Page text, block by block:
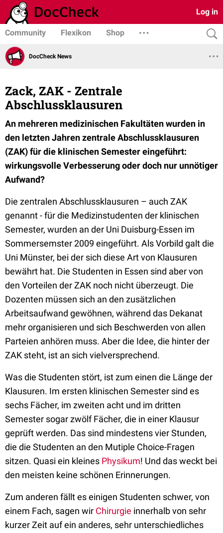
Log in
Community Flexikon Shop
DocCheck News
Zack, ZAK - Zentrale
Abschlussklausuren
An mehreren medizinischen Fakultäten wurden in
den letzten Jahren zentrale Abschlussklausuren
(ZAK) für die klinischen Semester eingeführt:
wirkungsvolle Verbesserung oder doch nur unnötiger
Aufwand?
Die zentralen Abschlussklausuren – auch ZAK
genannt - für die Medizinstudenten der klinischen
Semester, wurden an der Uni Duisburg-Essen im
Sommersemster 2009 eingeführt. Als Vorbild galt die
Uni Münster, bei der sich diese Art von Klausuren
bewährt hat. Die Studenten in Essen sind aber von
den Vorteilen der ZAK noch nicht überzeugt. Die
Dozenten müssen sich an den zusätzlichen
Arbeitsaufwand gewöhnen, während das Dekanat
mehr organisieren und sich Beschwerden von allen
Parteien anhören muss. Aber die Idee, die hinter der
ZAK steht, ist an sich vielversprechend.
Was die Studenten stört, ist zum einen die Länge der
Klausuren. Im ersten klinischen Semester sind es
sechs Fächer, im zweiten acht und im dritten
Semester sogar zwölf Fächer, die in einer Klausur
geprüft werden. Das sind mindestens vier Stunden,
die die Studenten an den Mutiple Choice-Fragen
sitzen. Quasi ein kleines Physikum! Und das weckt bei
den meisten keine schönen Erinnerungen.
Zum anderen fällt es einigen Studenten schwer, von
einem Fach, sagen wir Chirurgie innerhalb von sehr
kurzer Zeit auf ein anderes, sehr unterschiedliches